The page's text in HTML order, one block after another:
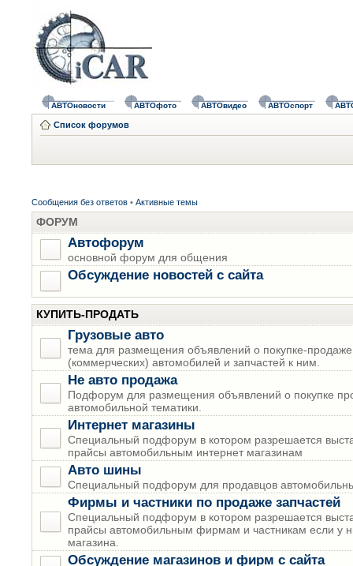
АВТОновости АВТОфото АВТОвидео АВТОспорт
Список форумов
Сообщения без ответов • Активные темы
ФОРУМ
Автофорум
основной форум для общения
Обсуждение новостей с сайта
КУПИТЬ-ПРОДАТЬ
Грузовые авто
тема для размещения объявлений о покупке-продаже
(коммерческих) автомобилей и запчастей к ним.
Не авто продажа
Подфорум для размещения объявлений о покупке
автомобильной тематики.
Интернет магазины
Специальный подфорум в котором разрешается
прайсы автомобильным интернет магазинам
Авто шины
Специальный подфорум для продавцов
Фирмы и частники по продаже запчастей
Специальный подфорум в котором разрешается
прайсы автомобильным фирмам и частникам если у
магазина.
Обсуждение магазинов и фирм с сайта